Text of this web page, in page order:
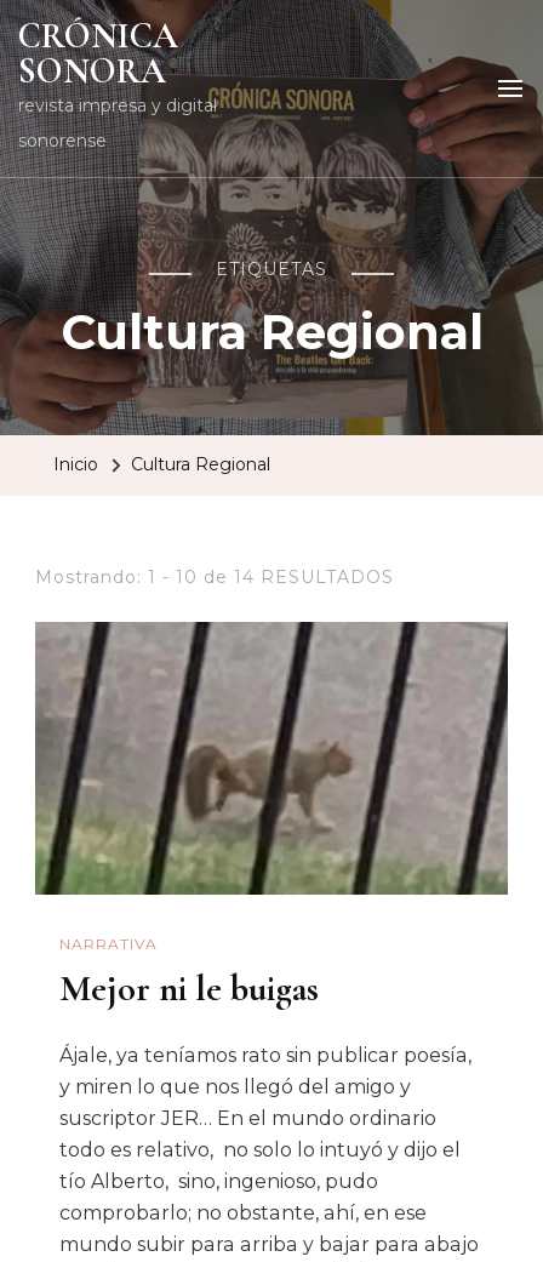
CRÓNICA
SONORA
revista impresa y digital
sonorense
ETIQUETAS
Cultura Regional
Inicio Cultura Regional
Mostrando: 1 - 10 de 14 RESULTADOS
NARRATIVA
Mejor ni le buigas
Ájale, ya teníamos rato sin publicar poesía,
y miren lo que nos llegó del amigo y
suscriptor JER… En el mundo ordinario
todo es relativo, no solo lo intuyó y dijo el
tío Alberto, sino, ingenioso, pudo
comprobarlo; no obstante, ahí, en ese
mundo subir para arriba y bajar para abajo